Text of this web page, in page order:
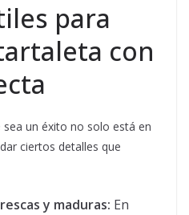
para
con
un éxito no solo está en
ciertos detalles que
y maduras: En